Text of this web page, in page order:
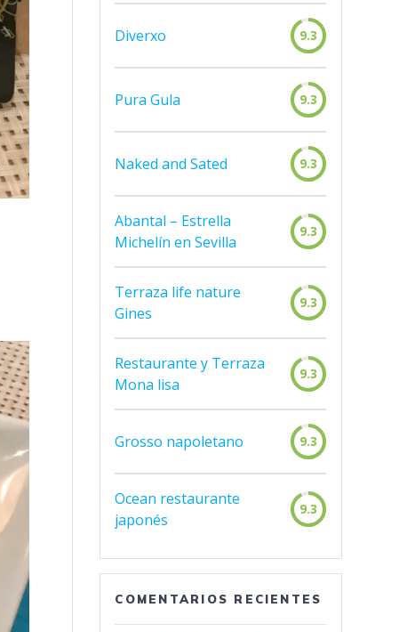
Diverxo 9.3
Pura Gula 9.3
Naked and Sated 9.3
Abantal – Estrella
Michelín en Sevilla
9.3
Terraza life nature
Gines
9.3
Restaurante y Terraza
Mona lisa
9.3
Grosso napoletano 9.3
Ocean restaurante
japonés
9.3
COMENTARIOS RECIENTES